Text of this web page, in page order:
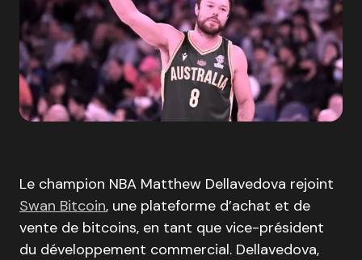
Le champion NBA Matthew Dellavedova rejoint
Swan Bitcoin, une plateforme d’achat et de
vente de bitcoins, en tant que vice-président
du développement commercial. Dellavedova,